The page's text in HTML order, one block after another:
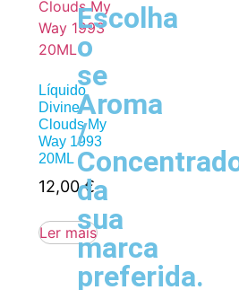
Escolha
o
se
Aroma
/
da
sua
marca
preferida.
Líquido
Divine
Clouds My
Way 1993
20ML
12,00€
Ler mais